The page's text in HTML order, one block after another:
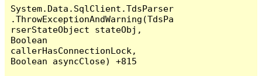
System.Data.SqlClient.TdsParser
.ThrowExceptionAndWarning(TdsPa
rserStateObject stateObj,
Boolean
callerHasConnectionLock,
Boolean asyncClose) +815